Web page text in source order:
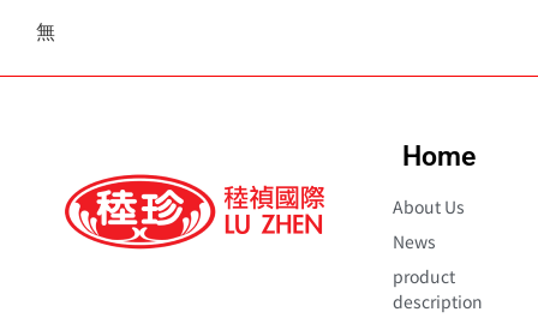
無
Home
About Us
News
product
description